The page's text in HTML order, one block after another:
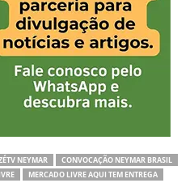
NEYMAR
CONVOCAÇÃO NEYMAR BRASIL
MERCADO LIVRE AQUI TEM ENTREGA